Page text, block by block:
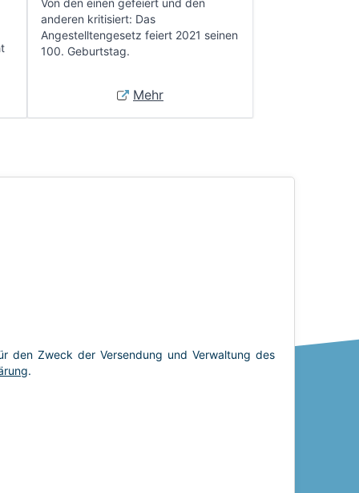
Von den einen gefeiert und den
anderen kritisiert: Das
Angestelltengesetz feiert 2021 seinen
100. Geburtstag.
Mehr